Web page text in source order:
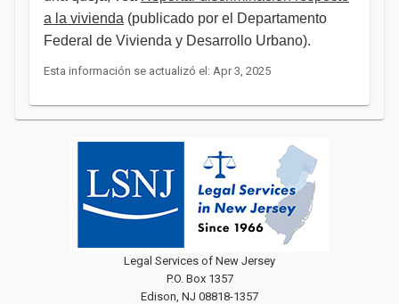
a la vivienda (publicado por el Departamento
Federal de Vivienda y Desarrollo Urbano).
Esta información se actualizó el: Apr 3, 2025
Legal Services of New Jersey
P.O. Box 1357
Edison, NJ 08818-1357